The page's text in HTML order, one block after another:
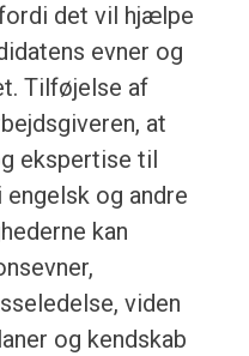
det vil hjælpe
evner og
Tilføjelse af
at
ekspertise til
og andre
kan
viden
og kendskab